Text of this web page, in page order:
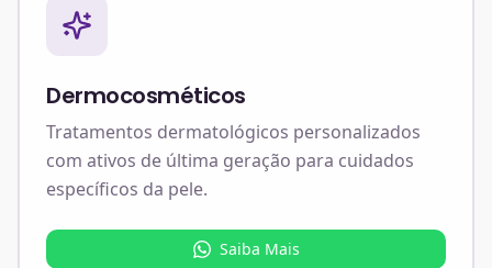
Dermocosméticos
Tratamentos dermatológicos personalizados
com ativos de última geração para cuidados
específicos da pele.
Saiba Mais